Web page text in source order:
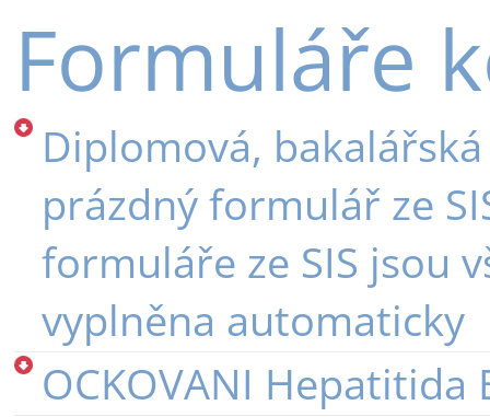
Formuláře
Diplomová,
prázdný formulář ze
formuláře ze SIS jsou
vyplněna automaticky
OCKOVANI Hepatitida